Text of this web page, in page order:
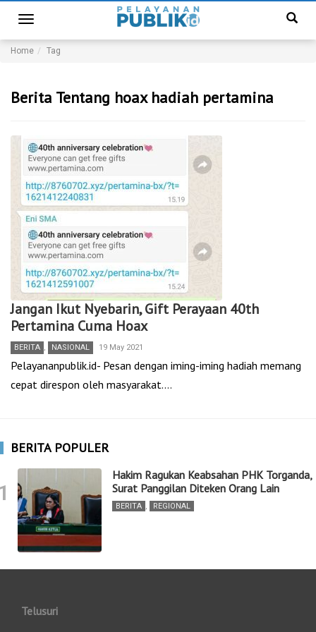
Toggle
navigation
Home Tag
Berita Tentang hoax hadiah pertamina
Jangan Ikut Nyebarin, Gift Perayaan 40th
Pertamina Cuma Hoax
BERITA , NASIONAL 19 May 2021
Pelayananpublik.id- Pesan dengan iming-iming hadiah memang
cepat direspon oleh masyarakat.…
BERITA POPULER
Hakim Ragukan Keabsahan PHK Torganda,
Surat Panggilan Diteken Orang Lain
BERITA , REGIONAL
Telusuri